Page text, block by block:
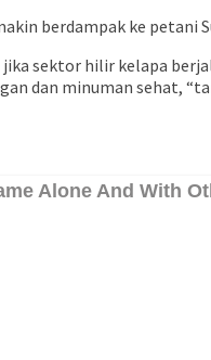
berdampak ke petani
sektor hilir kelapa
dan minuman sehat,